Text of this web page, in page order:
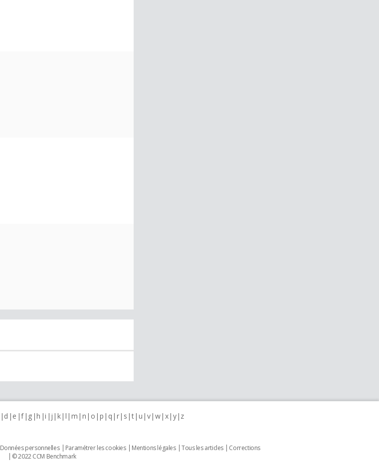
d e f g h i j k l m n o p q r s t u v w x y z
Données personnelles Paramétrer les cookies Mentions légales Tous les articles
Corrections
© 2022 CCM Benchmark